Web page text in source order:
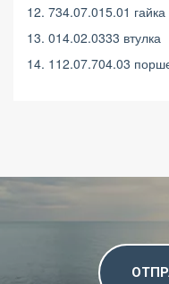
12. 734.07.015.01 гайка
13. 014.02.0333 втулка
14. 112.07.704.03